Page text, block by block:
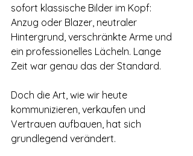
sofort klassische Bilder im Kopf:
Anzug oder Blazer, neutraler
Hintergrund, verschränkte Arme und
ein professionelles Lächeln. Lange
Zeit war genau das der Standard.
Doch die Art, wie wir heute
kommunizieren, verkaufen und
Vertrauen aufbauen, hat sich
grundlegend verändert.